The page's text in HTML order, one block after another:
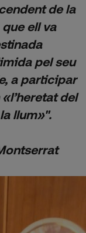
de la
ell va
pel seu
a participar
del
llum»".